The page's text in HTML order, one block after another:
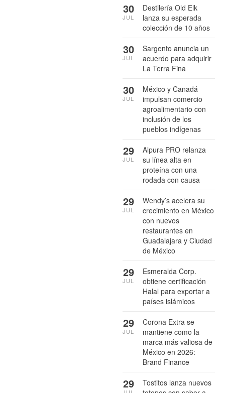
Destilería Old Elk
lanza su esperada
colección de 10 años
30
JUL
Sargento anuncia un
acuerdo para adquirir
La Terra Fina
30
JUL
México y Canadá
impulsan comercio
agroalimentario con
inclusión de los
pueblos indígenas
30
JUL
Alpura PRO relanza
su línea alta en
proteína con una
rodada con causa
29
JUL
Wendy’s acelera su
crecimiento en México
con nuevos
restaurantes en
Guadalajara y Ciudad
de México
29
JUL
Esmeralda Corp.
obtiene certificación
Halal para exportar a
países islámicos
29
JUL
Corona Extra se
mantiene como la
marca más valiosa de
México en 2026:
Brand Finance
29
JUL
Tostitos lanza nuevos
29